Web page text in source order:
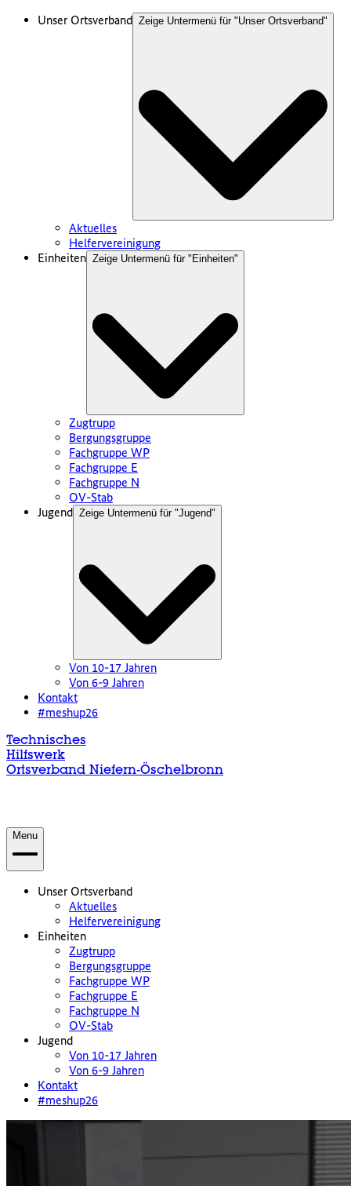
Unser Ortsverband Zeige Untermenü für "Unser Ortsverband"
Aktuelles
Helfervereinigung
Einheiten Zeige Untermenü für " Einheiten"
Zugtrupp
Bergungsgruppe
Fachgruppe WP
Fachgruppe E
Fachgruppe N
OV-Stab
Jugend Zeige Untermenü für "Jugend"
Von 10-17 Jahren
Von 6-9 Jahren
Kontakt
#meshup26
Technisches
Hilfswerk
Ortsverband Niefern-Öschelbronn
Menu
Unser Ortsverband
Aktuelles
Helfervereinigung
Einheiten
Zugtrupp
Bergungsgruppe
Fachgruppe WP
Fachgruppe E
Fachgruppe N
OV-Stab
Jugend
Von 10-17 Jahren
Von 6-9 Jahren
Kontakt
#meshup26